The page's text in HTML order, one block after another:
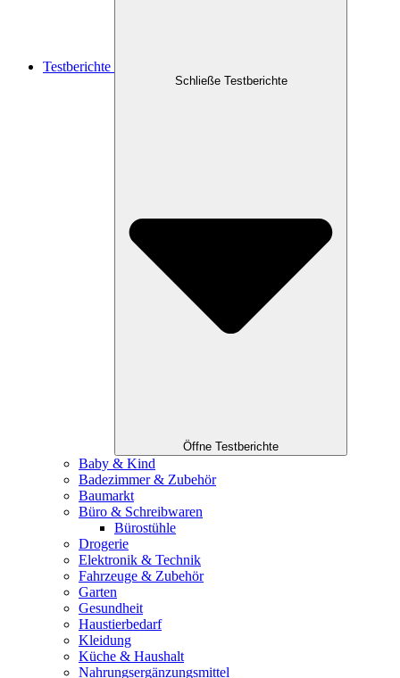
Testberichte
Schließe Testberichte
Öffne Testberichte
Baby & Kind
Badezimmer & Zubehör
Baumarkt
Büro & Schreibwaren
Bürostühle
Drogerie
Elektronik & Technik
Fahrzeuge & Zubehör
Garten
Gesundheit
Haustierbedarf
Kleidung
Küche & Haushalt
Nahrungsergänzungsmittel